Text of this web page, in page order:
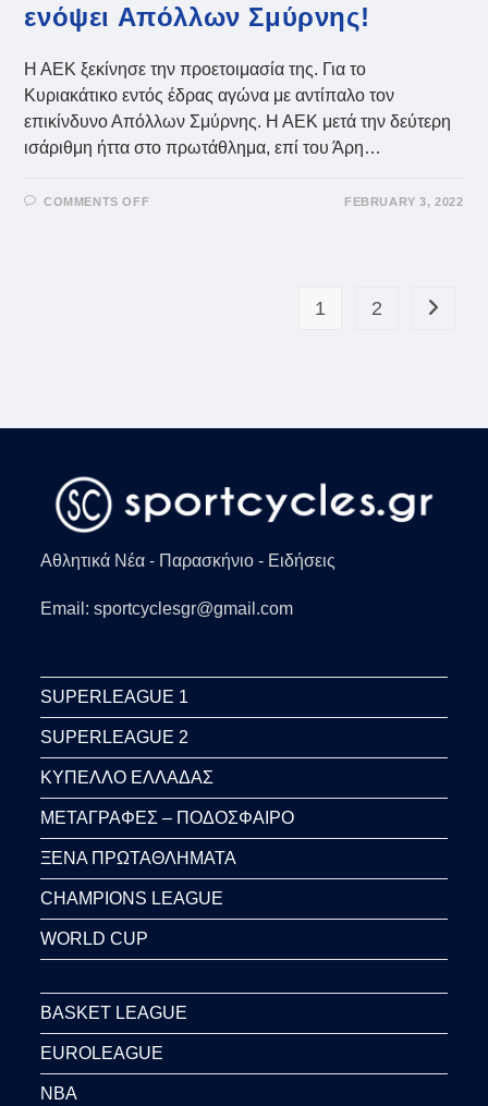
ενόψει Απόλλων Σμύρνης!
Η ΑΕΚ ξεκίνησε την προετοιμασία της. Για το
Κυριακάτικο εντός έδρας αγώνα με αντίπαλο τον
επικίνδυνο Απόλλων Σμύρνης. Η ΑΕΚ μετά την δεύτερη
ισάριθμη ήττα στο πρωτάθλημα, επί του Άρη…
COMMENTS OFF FEBRUARY 3, 2022
1 2 Go to
Αθλητικά Νέα - Παρασκήνιο - Ειδήσεις
Email: sportcyclesgr@gmail.com
SUPERLEAGUE 1
SUPERLEAGUE 2
ΚΥΠΕΛΛΟ ΕΛΛΑΔΑΣ
ΜΕΤΑΓΡΑΦΕΣ – ΠΟΔΟΣΦΑΙΡΟ
ΞΕΝΑ ΠΡΩΤΑΘΛΗΜΑΤΑ
CHAMPIONS LEAGUE
WORLD CUP
BASKET LEAGUE
EUROLEAGUE
NBA